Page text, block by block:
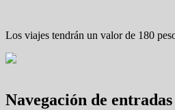
Los viajes tendrán un valor de 180
Navegación de entradas